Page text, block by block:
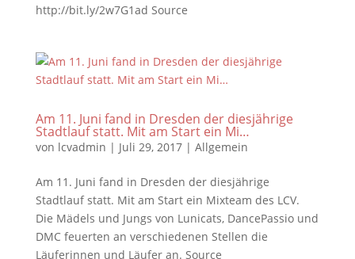
http://bit.ly/2w7G1ad Source
Am 11. Juni fand in Dresden der diesjährige
Stadtlauf statt. Mit am Start ein Mi…
von lcvadmin | Juli 29, 2017| Allgemein
Am 11. Juni fand in Dresden der diesjährige
Stadtlauf statt. Mit am Start ein Mixteam des LCV.
Die Mädels und Jungs von Lunicats, DancePassio und
DMC feuerten an verschiedenen Stellen die
Läuferinnen und Läufer an. Source